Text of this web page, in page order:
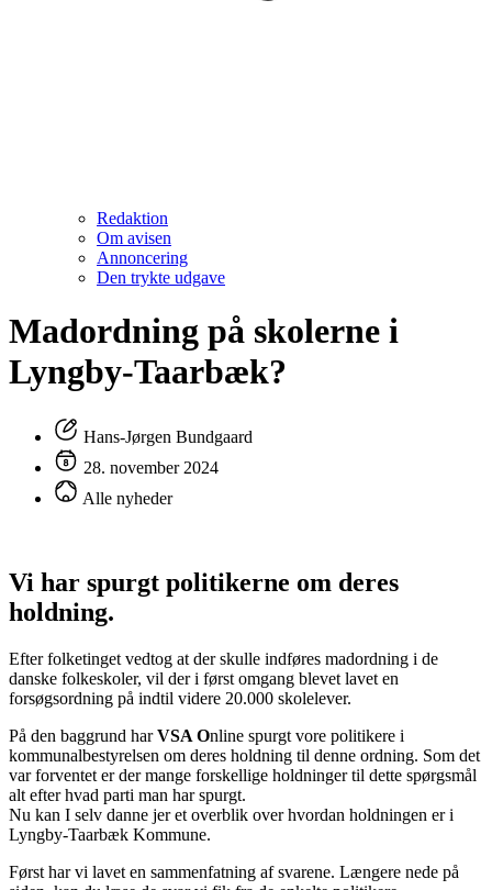
Redaktion
Om avisen
Annoncering
Den trykte udgave
Madordning på skolerne i
Lyngby-Taarbæk?
Hans-Jørgen Bundgaard
28. november 2024
Alle nyheder
Vi har spurgt politikerne om deres
holdning.
Efter folketinget vedtog at der skulle indføres madordning i de
danske folkeskoler, vil der i først omgang blevet lavet en
forsøgsordning på indtil videre 20.000 skolelever.
På den baggrund harVSA Online spurgt vore politikere i
kommunalbestyrelsen om deres holdning til denne ordning. Som det
var forventet er der mange forskellige holdninger til dette spørgsmål
alt efter hvad parti man har spurgt.
Nu kan I selv danne jer et overblik over hvordan holdningen er i
Lyngby-Taarbæk Kommune.
Først har vi lavet en sammenfatning af svarene. Længere nede på